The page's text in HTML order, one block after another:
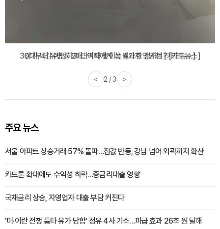
감기·독감 예방하고 면역력 높이는 4가지 영양제 [카드뉴스]
< 3 / 3 >
주요 뉴스
서울 아파트 상승거래 57% 돌파…집값 반등, 강남 넘어 외곽까지 확산
카드론 확대에도 수익성 하락…중금리대출 영향
국채금리 상승, 자영업자 대출 부담 커진다
'미·이란 전쟁 틈타 유가 담합' 정유 4사 기소…파급 효과 26조 원 달해